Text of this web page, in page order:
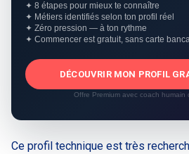
✦ 8 étapes pour mieux te connaître
✦ Métiers identifiés selon ton profil réel
✦ Zéro pression — à ton rythme
✦ Commencer est gratuit, sans carte
DÉCOUVRIR MON PROFIL
Offre Premium avec coach humain
Ce profil technique est très